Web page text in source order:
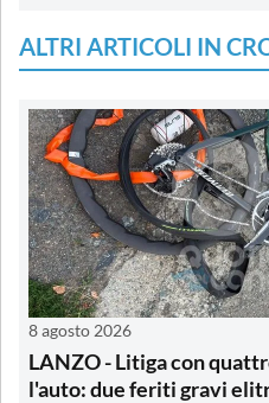
ALTRI ARTICOLI IN
8 agosto 2026
LANZO - Litiga con
l'auto: due feriti gravi